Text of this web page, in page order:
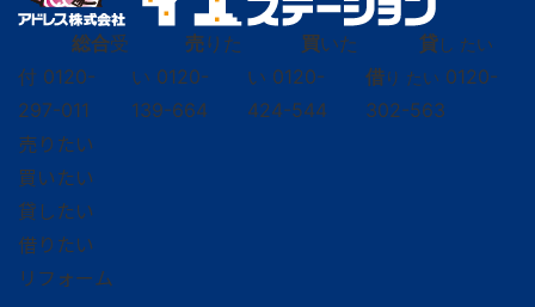
総合受
付 0120-
297-011
売りた
い 0120-
139-664
買いた
い 0120-
424-544
貸し たい
借り たい 0120-
302-563
売りたい
買いたい
貸したい
借りたい
リフォーム